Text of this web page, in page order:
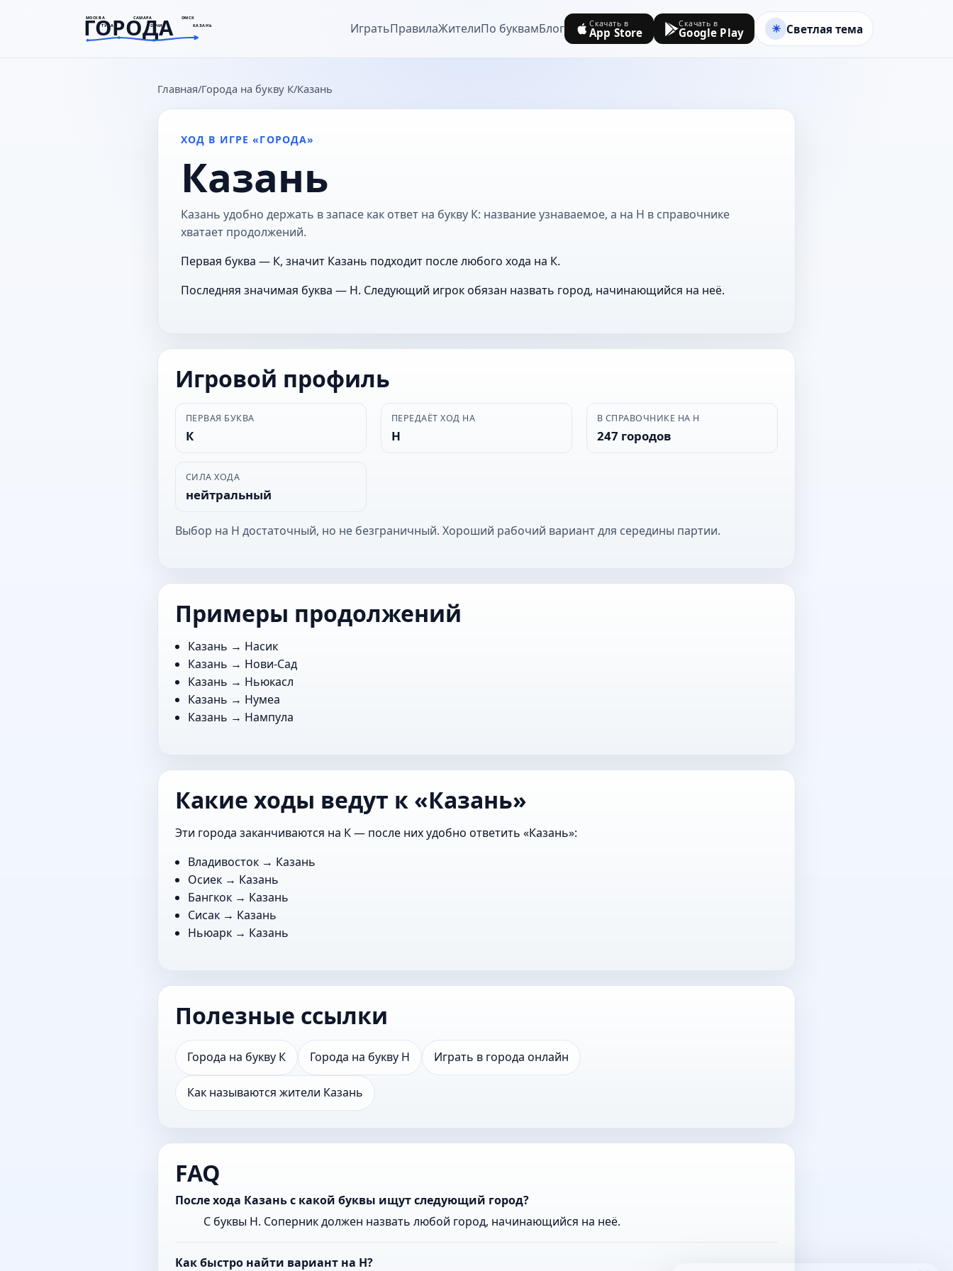
МОСКВА САМАРА ОМСК
ТУЛА СОЧИ КАЗАНЬ
ГОРОДА
goroda-na.ru ИгратьПравилаЖителиПо буквамБлог Скачать в
App Store
Скачать в
Google Play Светлая тема
Главная Города на букву К Казань
ХОД В ИГРЕ «ГОРОДА»
Казань
Казань удобно держать в запасе как ответ на букву К: название узнаваемое, а на Н в справочнике
хватает продолжений.
Первая буква — К, значит Казань подходит после любого хода на К.
Последняя значимая буква — Н. Следующий игрок обязан назвать город, начинающийся на неё.
Игровой профиль
ПЕРВАЯ БУКВА
К
ПЕРЕДАЁТ ХОД НА
Н
В СПРАВОЧНИКЕ НА Н
247 городов
СИЛА ХОДА
нейтральный
Выбор на Н достаточный, но не безграничный. Хороший рабочий вариант для середины партии.
Примеры продолжений
Казань → Насик
Казань → Нови-Сад
Казань → Ньюкасл
Казань → Нумеа
Казань → Нампула
Какие ходы ведут к «Казань»
Эти города заканчиваются на К — после них удобно ответить «Казань»:
Владивосток → Казань
Осиек → Казань
Бангкок → Казань
Сисак → Казань
Ньюарк → Казань
Полезные ссылки
Города на букву К Города на букву Н Играть в города онлайн
Как называются жители Казань
FAQ
После хода Казань с какой буквы ищут следующий город?
С буквы Н. Соперник должен назвать любой город, начинающийся на неё.
Как быстро найти вариант на Н?